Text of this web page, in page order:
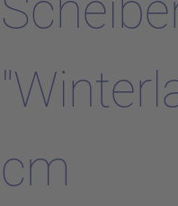
cm